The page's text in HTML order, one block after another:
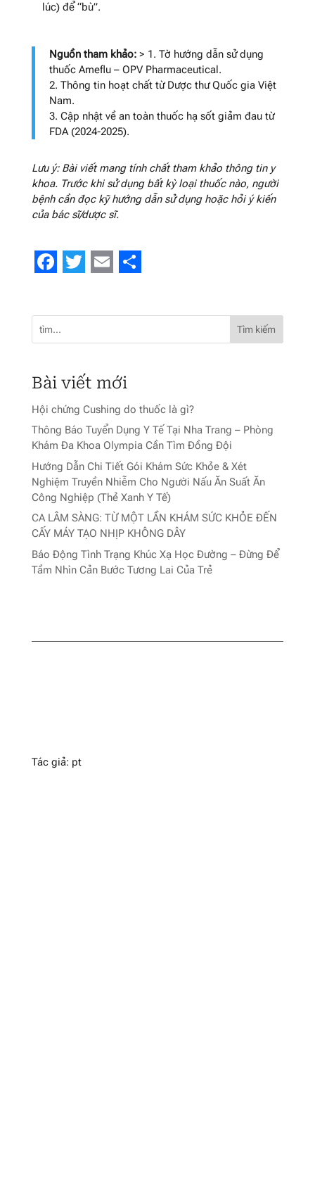
lúc) để “bù”.
Nguồn tham khảo:> 1. Tờ hướng dẫn sử dụng
thuốc Ameflu – OPV Pharmaceutical.
2. Thông tin hoạt chất từ Dược thư Quốc gia Việt
Nam.
3. Cập nhật về an toàn thuốc hạ sốt giảm đau từ
FDA (2024-2025).
Lưu ý: Bài viết mang tính chất tham khảo thông tin y
khoa. Trước khi sử dụng bất kỳ loại thuốc nào, người
bệnh cần đọc kỹ hướng dẫn sử dụng hoặc hỏi ý kiến
của bác sĩ/dược sĩ.
Tìm kiếm
Bài viết mới
Hội chứng Cushing do thuốc là gì?
Thông Báo Tuyển Dụng Y Tế Tại Nha Trang – Phòng
Khám Đa Khoa Olympia Cần Tìm Đồng Đội
Hướng Dẫn Chi Tiết Gói Khám Sức Khỏe & Xét
Nghiệm Truyền Nhiễm Cho Người Nấu Ăn Suất Ăn
Công Nghiệp (Thẻ Xanh Y Tế)
CA LÂM SÀNG: TỪ MỘT LẦN KHÁM SỨC KHỎE ĐẾN
CẤY MÁY TẠO NHỊP KHÔNG DÂY
Báo Động Tình Trạng Khúc Xạ Học Đường – Đừng Để
Tầm Nhìn Cản Bước Tương Lai Của Trẻ
Tác giả: pt